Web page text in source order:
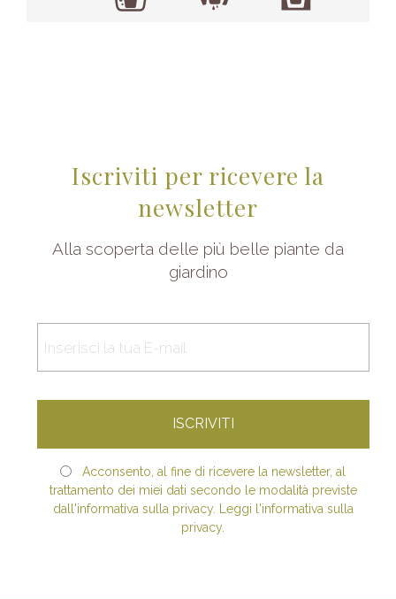
Iscriviti per ricevere la
newsletter
Alla scoperta delle più belle piante da
giardino
Acconsento, al fine di ricevere la newsletter, al
trattamento dei miei dati secondo le modalità previste
dall'informativa sulla privacy. Leggi l'informativa sulla
privacy.